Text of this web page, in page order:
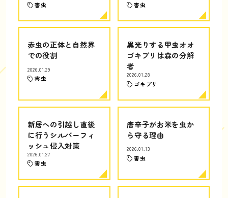
害虫 害虫
赤虫の正体と自然界
での役割
2026.01.29
害虫
黒光りする甲虫オオ
ゴキブリは森の分解
者
2026.01.28
ゴキブリ
新居への引越し直後
に行うシルバーフィ
ッシュ侵入対策
2026.01.27
害虫
唐辛子がお米を虫か
ら守る理由
2026.01.13
害虫